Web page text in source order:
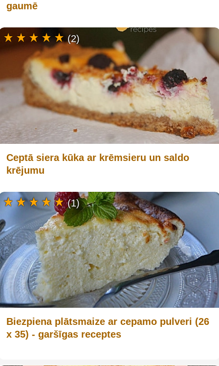
gaumē
Ceptā siera kūka ar krēmsieru un saldo
krējumu
(2)
Biezpiena plātsmaize ar cepamo pulveri (26
x 35) - garšīgas receptes
(1)